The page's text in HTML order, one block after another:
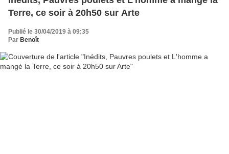
Terre, ce soir à 20h50 sur Arte
Publié le 30/04/2019 à 09:35
Par Benoît